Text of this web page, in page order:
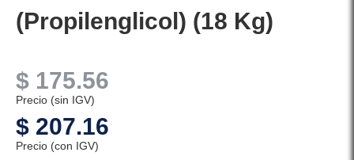
(Propilenglicol) (18 Kg)
$ 175.56
Precio (sin IGV)
$ 207.16
Precio (con IGV)